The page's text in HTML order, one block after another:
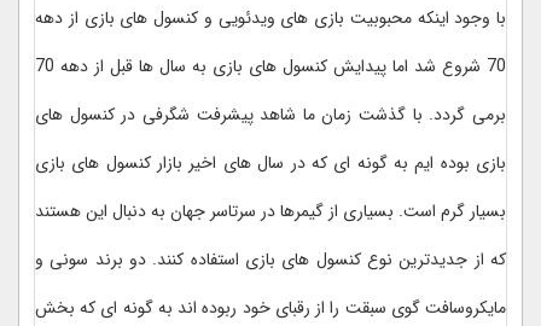
با وجود اینکه محبوبیت بازی های ویدئویی و کنسول های بازی از دهه
70 شروع شد اما پیدایش کنسول های بازی به سال ها قبل از دهه 70
برمی گردد. با گذشت زمان ما شاهد پیشرفت شگرفی در کنسول های
بازی بوده ایم به گونه ای که در سال های اخیر بازار کنسول های بازی
بسیار گرم است. بسیاری از گیمرها در سرتاسر جهان به دنبال این هستند
که از جدیدترین نوع کنسول های بازی استفاده کنند. دو برند سونی و
مایکروسافت گوی سبقت را از رقبای خود ربوده اند به گونه ای که بخش